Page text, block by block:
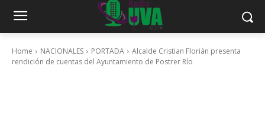
Home NACIONALES PORTADA
Alcalde Cristian Florián presenta
rendición de cuentas del Ayuntamiento de Postrer Río